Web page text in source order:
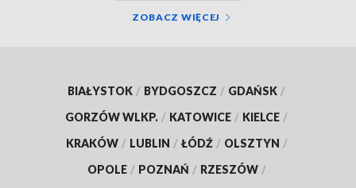
ZOBACZ WIĘCEJ
BIAŁYSTOK / BYDGOSZCZ / GDAŃSK /
GORZÓW WLKP. / KATOWICE / KIELCE /
KRAKÓW / LUBLIN / ŁÓDŹ / OLSZTYN /
OPOLE / POZNAŃ / RZESZÓW /